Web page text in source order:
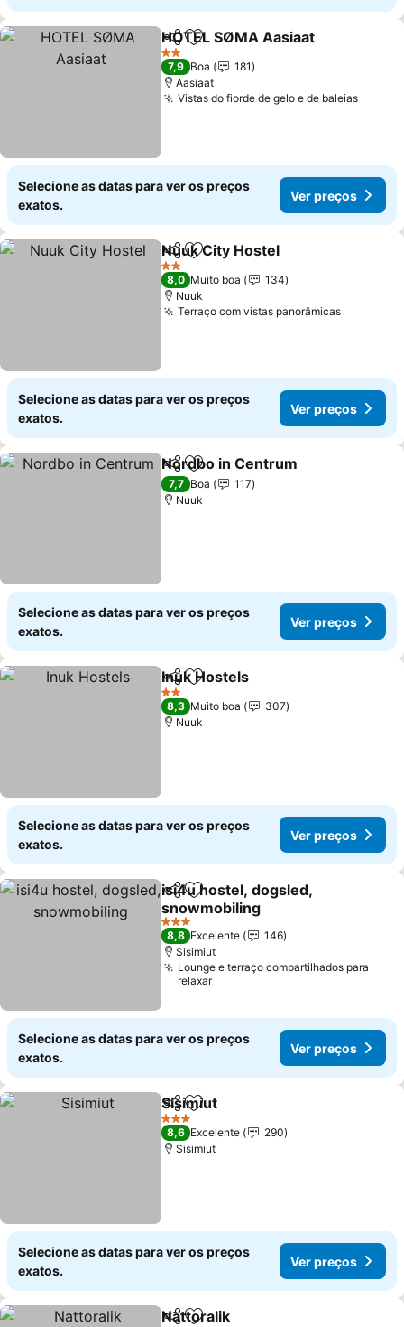
PartilharAdicionar aos favoritos
HOTEL SØMA Aasiaat
2 Estrelas
7,9 Boa
181
Aasiaat
Vistas do fiorde de gelo e de baleiasVer
Selecione as datas para ver os preços
exatos.
Ver preços
PartilharAdicionar aos favoritos
Nuuk City Hostel
2 Estrelas
8,0 Muito boa
134
Nuuk
Terraço com vistas panorâmicasVer
Selecione as datas para ver os preços
exatos.
Ver preços
PartilharAdicionar aos favoritos
Nordbo in Centrum
7,7 Boa
117
Nuuk
Selecione as datas para ver os preços
exatos.
Ver preços
PartilharAdicionar aos favoritos
Inuk Hostels
2 Estrelas
8,3 Muito boa
307
Nuuk
Selecione as datas para ver os preços
exatos.
Ver preços
PartilharAdicionar aos favoritos
isi4u hostel, dogsled,
snowmobiling
Ver preços
3 Estrelas
8,8 Excelente
146
Sisimiut
Lounge e terraço compartilhados para
relaxar
Selecione as datas para ver os preços
exatos.
Ver preços
PartilharAdicionar aos favoritos
Sisimiut
3 Estrelas
8,6 Excelente
290
Sisimiut
Selecione as datas para ver os preços
exatos.
Ver preços
Nattoralik